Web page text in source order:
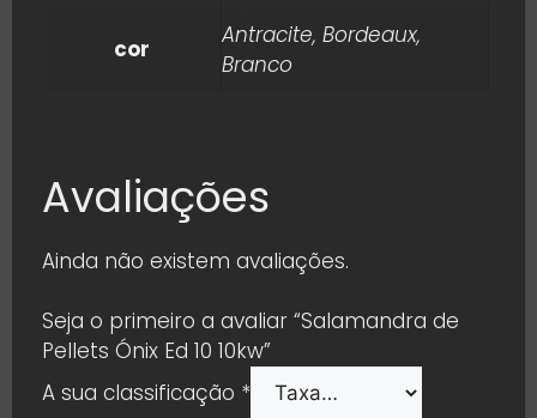
cor
Antracite, Bordeaux,
Branco
Avaliações
Ainda não existem avaliações.
Seja o primeiro a avaliar “Salamandra de
Pellets Ónix Ed 10 10kw”
A sua classificação *